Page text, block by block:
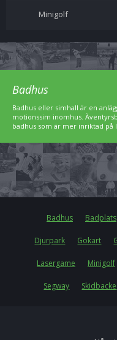
Minigolf
Badhus
Badhus eller simhall är en
motionssim inomhus.
badhus som är mer inriktad
Badhus Badplats
Djurpark Gokart
Lasergame Minigolf
Segway Skidbacke